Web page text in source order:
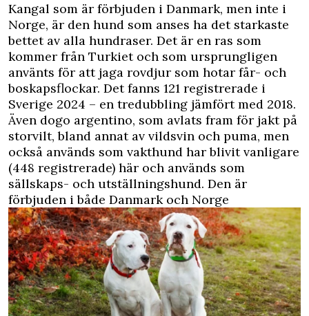
Kangal som är förbjuden i Danmark, men inte i
Norge, är den hund som anses ha det starkaste
bettet av alla hundraser. Det är en ras som
kommer från Turkiet och som ursprungligen
använts för att jaga rovdjur som hotar får- och
boskapsflockar. Det fanns 121 registrerade i
Sverige 2024 – en tredubbling jämfört med 2018.
Även dogo argentino, som avlats fram för jakt på
storvilt, bland annat av vildsvin och puma, men
också används som vakthund har blivit vanligare
(448 registrerade) här och används som
sällskaps- och utställningshund. Den är
förbjuden i både Danmark och Norge